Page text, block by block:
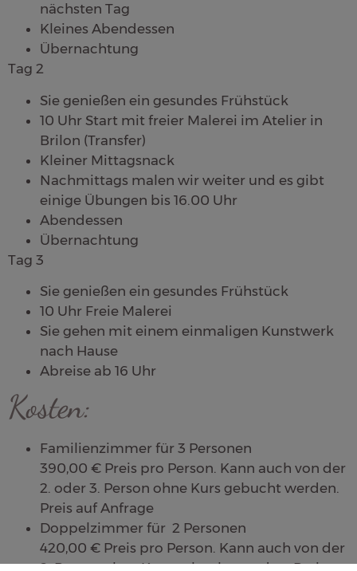
nächsten Tag
Kleines Abendessen
Übernachtung
Tag 2
Sie genießen ein gesundes Frühstück
10 Uhr Start mit freier Malerei im Atelier in
Brilon (Transfer)
Kleiner Mittagsnack
Nachmittags malen wir weiter und es gibt
einige Übungen bis 16.00 Uhr
Abendessen
Übernachtung
Tag 3
Sie genießen ein gesundes Frühstück
10 Uhr Freie Malerei
Sie gehen mit einem einmaligen Kunstwerk
nach Hause
Abreise ab 16 Uhr
Kosten:
Familienzimmer für 3 Personen
390,00 € Preis pro Person. Kann auch von der
2. oder 3. Person ohne Kurs gebucht werden.
Preis auf Anfrage
Doppelzimmer für 2 Personen
420,00 € Preis pro Person. Kann auch von der